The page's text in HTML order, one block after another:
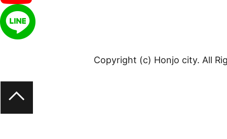
Copyright (c) Honjo city. All